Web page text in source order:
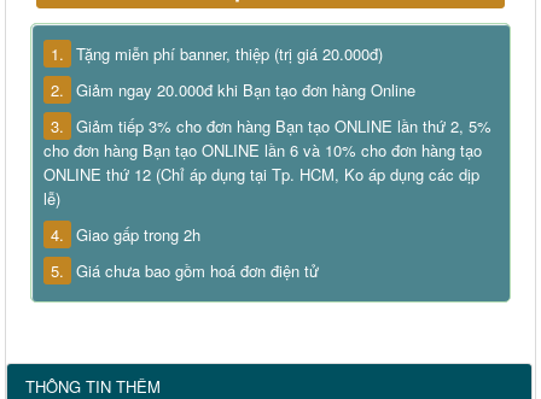
1. Tặng miễn phí banner, thiệp (trị giá 20.000đ)
2. Giảm ngay 20.000đ khi Bạn tạo đơn hàng Online
3. Giảm tiếp 3% cho đơn hàng Bạn tạo ONLINE lần thứ 2, 5%
cho đơn hàng Bạn tạo ONLINE lần 6 và 10% cho đơn hàng tạo
ONLINE thứ 12 (Chỉ áp dụng tại Tp. HCM, Ko áp dụng các dịp
lễ)
4. Giao gấp trong 2h
5. Giá chưa bao gồm hoá đơn điện tử
THÔNG TIN THÊM